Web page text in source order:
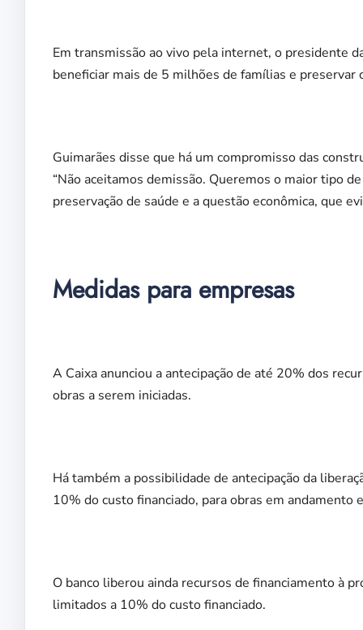
Em transmissão ao vivo pela internet, o presidente
beneficiar mais de 5 milhões de famílias e preservar
Guimarães disse que há um compromisso das
“Não aceitamos demissão. Queremos o maior tipo
preservação de saúde e a questão econômica, que
Medidas para empresas
A Caixa anunciou a antecipação de até 20% dos
obras a serem iniciadas.
Há também a possibilidade de antecipação da
10% do custo financiado, para obras em andamento
O banco liberou ainda recursos de financiamento à
limitados a 10% do custo financiado.